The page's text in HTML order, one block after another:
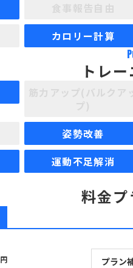
カロリー計算
トレ
姿勢改善
運動不足解消
料金プ
円 プラン